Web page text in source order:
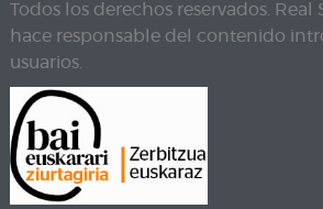
Todos los derechos reservados. Real
hace responsable del contenido
usuarios.